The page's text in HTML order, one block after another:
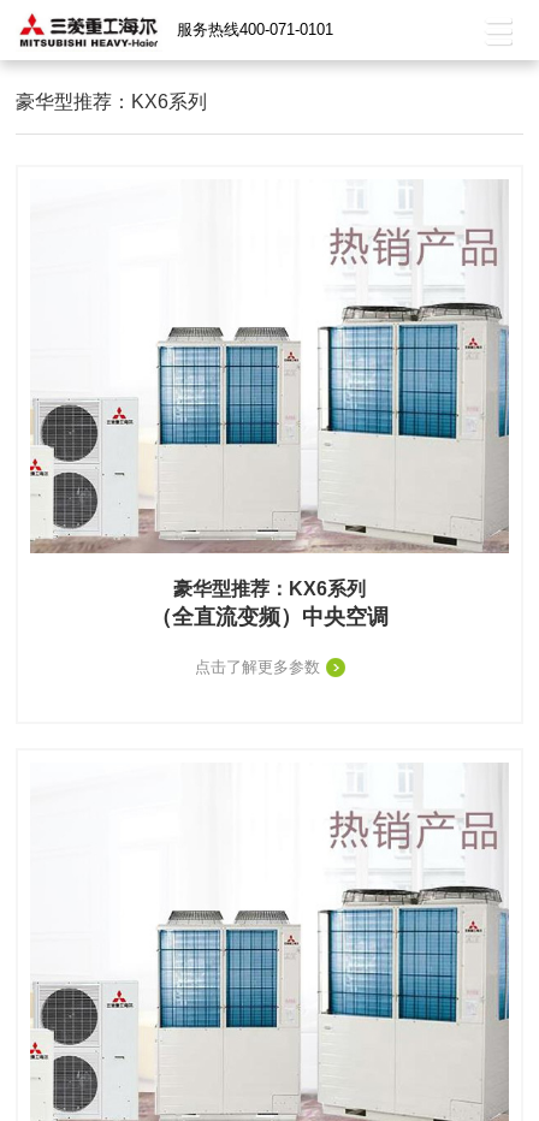
服务热线400-071-0101
豪华型推荐：KX6系列
豪华型推荐：KX6系列
（全直流变频）中央空调
点击了解更多参数